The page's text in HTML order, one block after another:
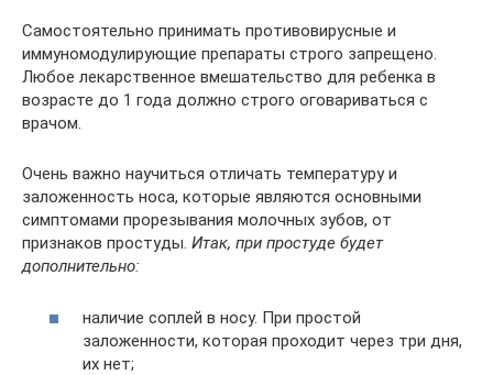
Самостоятельно принимать противовирусные и
иммуномодулирующие препараты строго запрещено.
Любое лекарственное вмешательство для ребенка в
возрасте до 1 года должно строго оговариваться с
врачом.
Очень важно научиться отличать температуру и
заложенность носа, которые являются основными
симптомами прорезывания молочных зубов, от
признаков простуды. Итак, при простуде будет
дополнительно:
наличие соплей в носу. При простой
заложенности, которая проходит через три дня,
их нет;